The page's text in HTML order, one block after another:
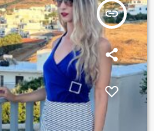
insert_link